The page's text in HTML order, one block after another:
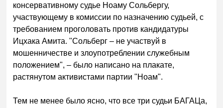
консервативному судье Ноаму Сольбергу,
участвующему в комиссии по назначению судьей, с
требованием проголовать против кандидатуры
Ицхака Амита. "Сольберг – не участвуй в
мошенничестве и злоупотреблении служебным
положением", – было написано на плакате,
растянутом активистами партии "Ноам".
Тем не менее было ясно, что все три судьи БАГАЦа,